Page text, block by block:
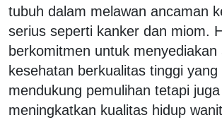
tubuh dalam melawan ancaman
serius seperti kanker dan miom.
berkomitmen untuk menyediakan
kesehatan berkualitas tinggi
mendukung pemulihan tetapi juga
meningkatkan kualitas hidup